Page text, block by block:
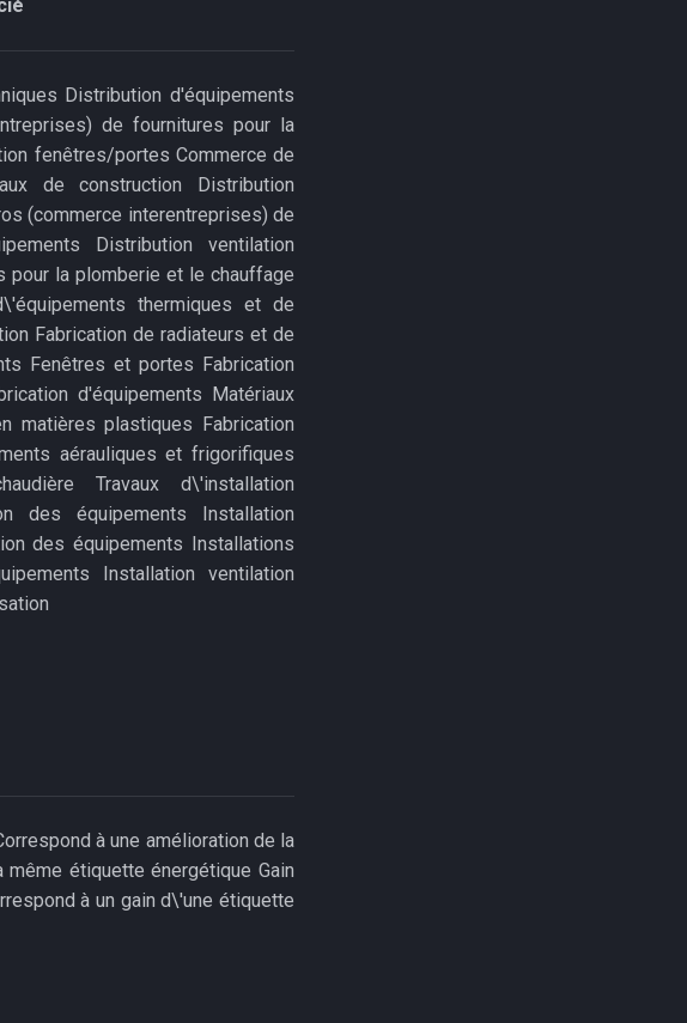
Distribution d'équipements
de fournitures pour la
fenêtres/portes Commerce de
de construction Distribution
(commerce interentreprises) de
Distribution ventilation
pour la plomberie et le chauffage
thermiques et de
Fabrication de radiateurs et de
Fenêtres et portes Fabrication
d'équipements Matériaux
matières plastiques Fabrication
aérauliques et frigorifiques
Travaux d\'installation
des équipements Installation
des équipements Installations
Installation ventilation
à une amélioration de la
étiquette énergétique Gain
à un gain d\'une étiquette